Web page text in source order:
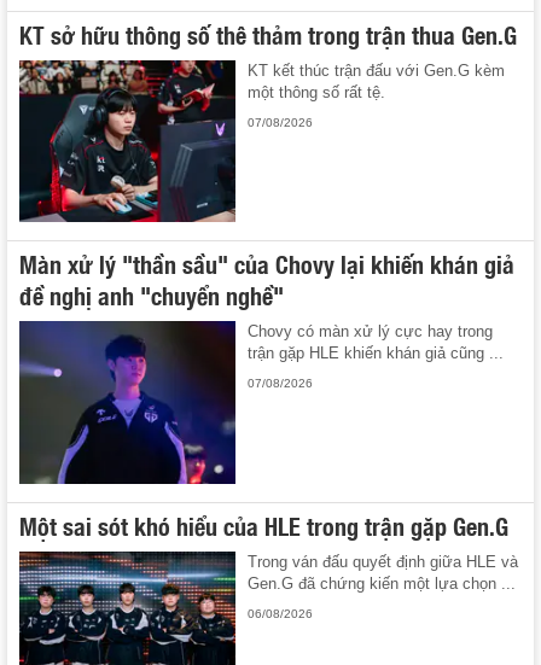
KT sở hữu thông số thê thảm trong trận thua Gen.G
KT kết thúc trận đấu với Gen.G kèm
một thông số rất tệ.
07/08/2026
Màn xử lý "thần sầu" của Chovy lại khiến khán giả
đề nghị anh "chuyển nghề"
Chovy có màn xử lý cực hay trong
trận gặp HLE khiến khán giả cũng ...
07/08/2026
Một sai sót khó hiểu của HLE trong trận gặp Gen.G
Trong ván đấu quyết định giữa HLE và
Gen.G đã chứng kiến một lựa chọn ...
06/08/2026